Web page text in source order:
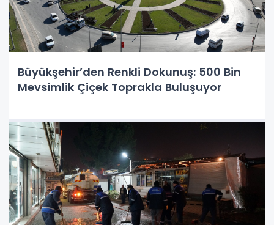
Büyükşehir’den Renkli Dokunuş: 500 Bin
Mevsimlik Çiçek Toprakla Buluşuyor